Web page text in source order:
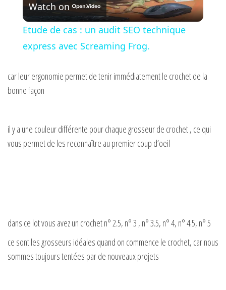
l
a
y
i
o
Watch on
Etude de cas : un audit SEO technique
express avec Screaming Frog.
car leur ergonomie permet de tenir immédiatement le crochet de la
bonne façon
il y a une couleur différente pour chaque grosseur de crochet , ce qui
vous permet de les reconnaître au premier coup d’oeil
dans ce lot vous avez un crochet n° 2.5, n° 3 , n° 3.5, n° 4, n° 4.5, n° 5
ce sont les grosseurs idéales quand on commence le crochet, car nous
sommes toujours tentées par de nouveaux projets